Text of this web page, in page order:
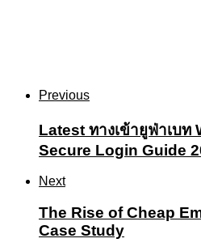
Previous
Latest ทางเข้ายูฟ่าเบ
Secure Login Guide
Next
The Rise of Cheap
Case Study